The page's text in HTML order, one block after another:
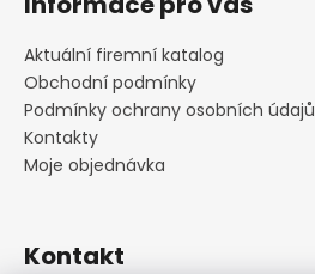
Aktuální firemní katalog
Obchodní podmínky
Podmínky ochrany osobních údajů
Kontakty
Moje objednávka
Kontakt